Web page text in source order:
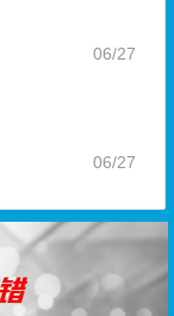
06/27
06/27